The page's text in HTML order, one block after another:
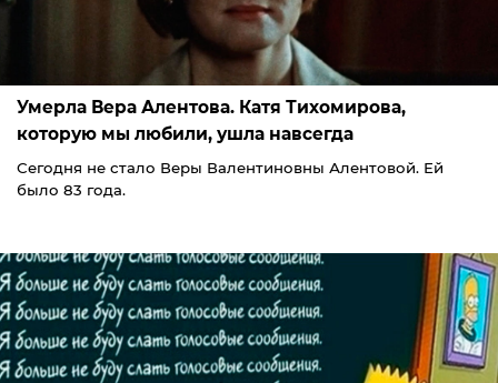
Умерла Вера Алентова. Катя Тихомирова,
которую мы любили, ушла навсегда
Сегодня не стало Веры Валентиновны Алентовой. Ей
было 83 года.